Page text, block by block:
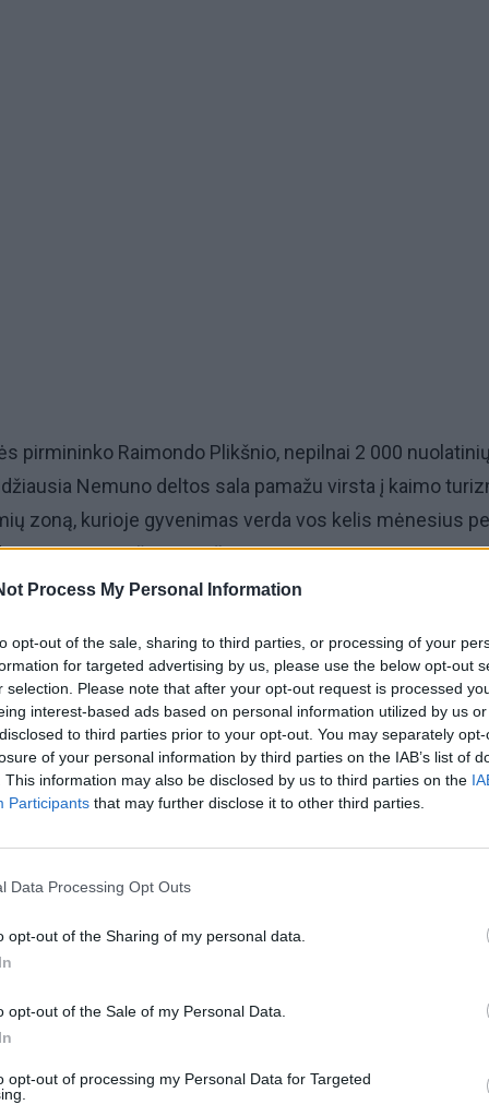
Process My Personal Information
opt-out of the sale, sharing to third parties, or processing of your
for targeted advertising by us, please use the below opt-out
selection. Please note that after your opt-out request is processed
interest-based ads based on personal information utilized by us
to third parties prior to your opt-out. You may separately
of your personal information by third parties on the IAB’s list of
This information may also be disclosed by us to third parties on the
Participants that may further disclose it to other third parties.
Data Processing Opt Outs
opt-out of the Sharing of my personal data.
opt-out of the Sale of my Personal Data.
opt-out of processing my Personal Data for Targeted
pirmininko Raimondo Plikšnio, nepilnai 2 000
Nemuno deltos sala pamažu virsta į kaimo
zoną, kurioje gyvenimas verda vos kelis mėnesius
gyvenimas čia apmiršta.
kad poilsiautojai ir keliauninkai norėtų čia atvykti ne
etnokultūros ir informacijos centre sukviestame
buvo iškelta iniciatyva pasiekti, kad Rusnei būtų
statusas, kuris, R. Plikšnio manymu, ir gali tapti tuo
reikalingu impulsu imtis naujų verslų.